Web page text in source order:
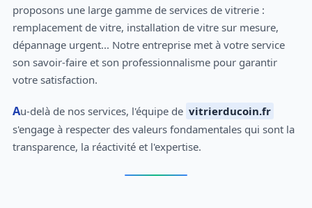
proposons une large gamme de services de vitrerie :
remplacement de vitre, installation de vitre sur mesure,
dépannage urgent... Notre entreprise met à votre service
son savoir-faire et son professionnalisme pour garantir
votre satisfaction.
Au-delà de nos services, l'équipe de vitrierducoin.fr
s'engage à respecter des valeurs fondamentales qui sont la
transparence, la réactivité et l'expertise.